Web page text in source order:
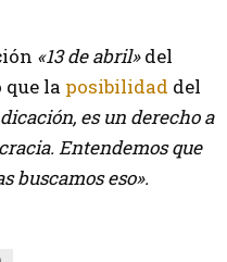
«13 de abril»del
la posibilidad del
es un derecho a
Entendemos que
buscamos eso».